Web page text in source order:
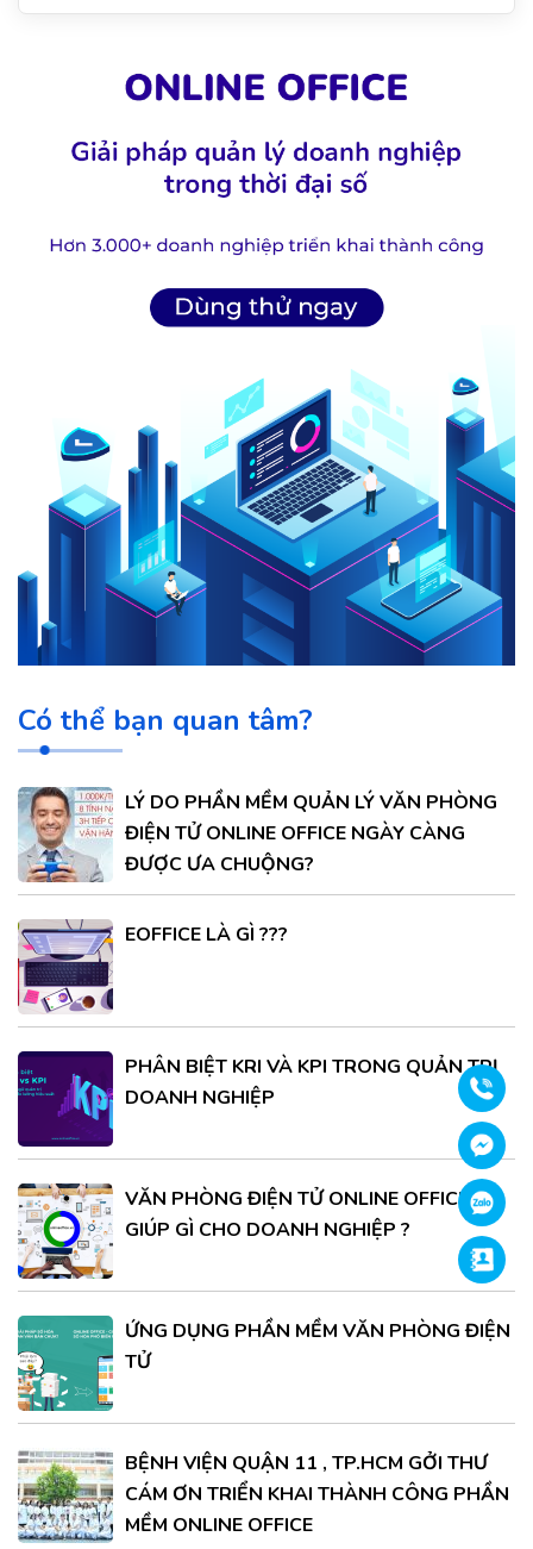
Có thể bạn quan tâm?
LÝ DO PHẦN MỀM QUẢN LÝ VĂN PHÒNG
ĐIỆN TỬ ONLINE OFFICE NGÀY CÀNG
ĐƯỢC ƯA CHUỘNG?
EOFFICE LÀ GÌ ???
PHÂN BIỆT KRI VÀ KPI TRONG QUẢN TRỊ
DOANH NGHIỆP
VĂN PHÒNG ĐIỆN TỬ ONLINE OFFICE
GIÚP GÌ CHO DOANH NGHIỆP ?
ỨNG DỤNG PHẦN MỀM VĂN PHÒNG ĐIỆN
TỬ
BỆNH VIỆN QUẬN 11 , TP.HCM GỞI THƯ
CÁM ƠN TRIỂN KHAI THÀNH CÔNG PHẦN
MỀM ONLINE OFFICE